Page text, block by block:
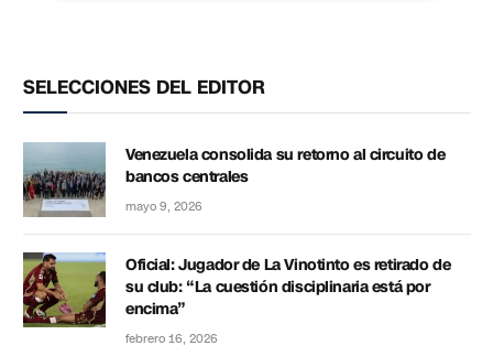
SELECCIONES DEL EDITOR
Venezuela consolida su retorno al circuito de
bancos centrales
mayo 9, 2026
Oficial: Jugador de La Vinotinto es retirado de
su club: “La cuestión disciplinaria está por
encima”
febrero 16, 2026